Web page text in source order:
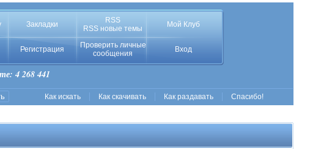
Закладки
RSS
RSS новые темы
Мой Клуб
Регистрация
Проверить личные
сообщения
Вход
4 268 441
Как искать Как скачивать Как раздавать Спасибо!